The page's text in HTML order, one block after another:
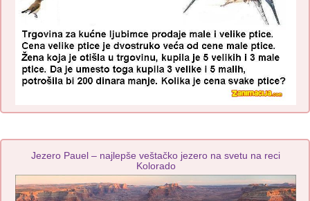
Jezero Pauel – najlepše veštačko jezero na svetu na reci
Kolorado